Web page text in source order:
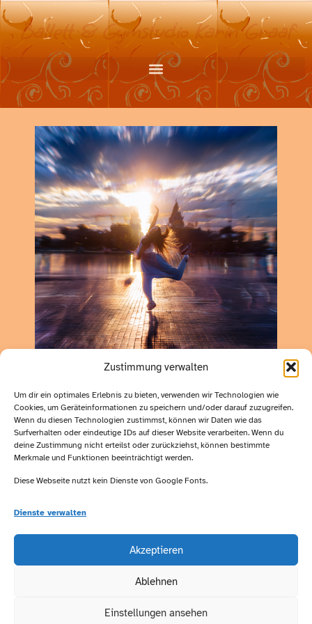
Zustimmung verwalten
Um dir ein optimales Erlebnis zu bieten, verwenden wir Technologien wie
Cookies, um Geräteinformationen zu speichern und/oder darauf zuzugreifen.
Wenn du diesen Technologien zustimmst, können wir Daten wie das
Surfverhalten oder eindeutige IDs auf dieser Website verarbeiten. Wenn du
deine Zustimmung nicht erteilst oder zurückziehst, können bestimmte
Merkmale und Funktionen beeinträchtigt werden.
Diese Webseite nutzt kein Dienste von Google Fonts.
Dienste verwalten
Akzeptieren
Ablehnen
Einstellungen ansehen
Ballett & Gymstudio Karin Graaf
Kontakt:
Lüneburger
Uelzen
Telefon:
Email:
Wichtige
Links:
Besucht
uns auf
Facebook
Instagram